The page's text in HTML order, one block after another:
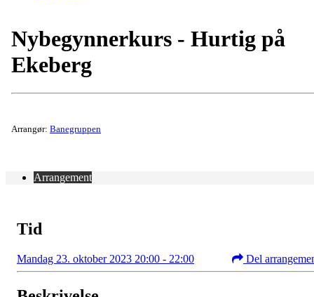
Nybegynnerkurs - Hurtig på
Ekeberg
Arrangør: Banegruppen
Arrangement
Tid
Mandag 23. oktober 2023 20:00 - 22:00 Del